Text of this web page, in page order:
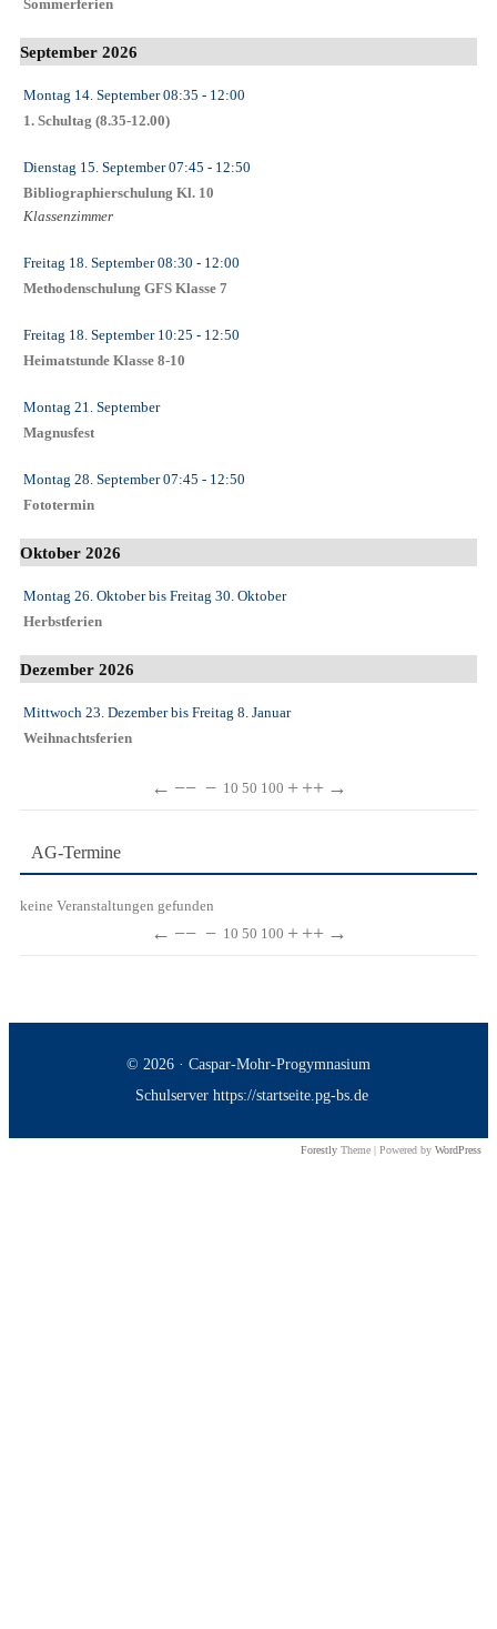
Sommerferien
September 2026
Montag 14. September08:35 - 12:00
1. Schultag (8.35-12.00)
Dienstag 15. September07:45 - 12:50
Bibliographierschulung Kl. 10
Klassenzimmer
Freitag 18. September08:30 - 12:00
Methodenschulung GFS Klasse 7
Freitag 18. September10:25 - 12:50
Heimatstunde Klasse 8-10
Montag 21. September
Magnusfest
Montag 28. September07:45 - 12:50
Fototermin
Oktober 2026
Montag 26. Oktoberbis Freitag 30. Oktober
Herbstferien
Dezember 2026
Mittwoch 23. Dezemberbis Freitag 8. Januar
Weihnachtsferien
← −− − 10 50 100 + ++ →
AG-Termine
keine Veranstaltungen gefunden
← −− − 10 50 100 + ++ →
© 2026 · Caspar-Mohr-Progymnasium
Schulserver https://startseite.pg-bs.de
Forestly Theme | Powered by WordPress